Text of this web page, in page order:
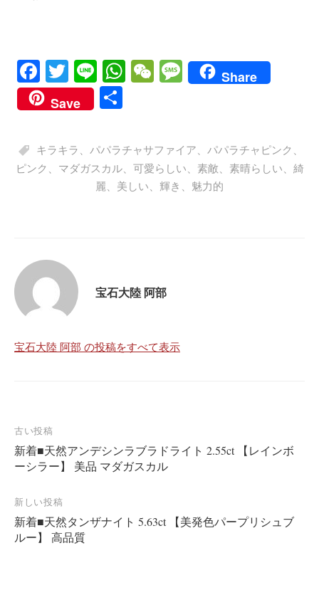
Fa
ce
bo
ok
T
wi
tte
r
Li
ne
W
A
pp
W
ha
t
M
es
ge
Share
Save
キラキラ パパラチャサファイア パパラチャピンク
ピンク 、 マダガスカル、 可愛らしい、 素敵、 素晴らしい、 綺
麗、 美しい、 輝き 、 魅力的
宝石大陸 阿部
宝石大陸 阿部 の投稿をすべて表示
投
稿
ナ
ビ
ゲ
ー
古い投稿
新着■天然アンデシンラブラドライト 2.55ct 【レインボ
ーシラー】 美品 マダガスカル
新しい投稿
新着■天然タンザナイト 5.63ct 【美発色パープリシュブ
ルー】 高品質